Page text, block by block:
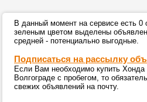
В данный момент на сервисе есть 0
зеленым цветом выделены
средней - потенциально выгодные.
Подписаться на рассылку
Если Вам необходимо купить Хонда
Волгограде с пробегом, то
свежих объявлений на почту.